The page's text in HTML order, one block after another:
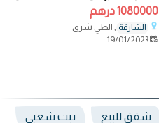
الطي سابقا) الطي شرق حاليا على
شارع 16 متر قار
1080000 درهم
الشارقة , الطي شرق
19/01/2023
شقق للبيع بيت شعبي